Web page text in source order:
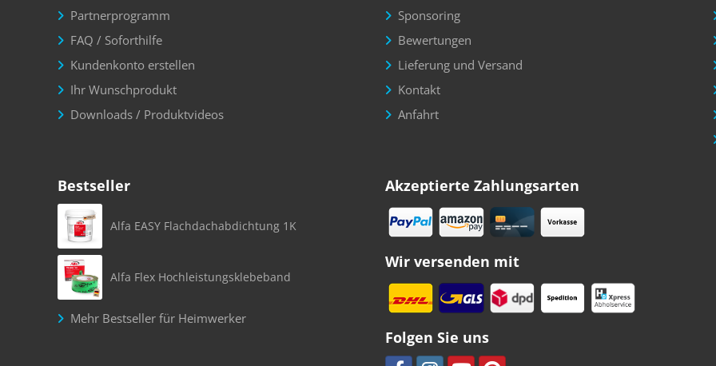
Partnerprogramm
FAQ / Soforthilfe
Kundenkonto erstellen
Ihr Wunschprodukt
Downloads / Produktvideos
Sponsoring
Bewertungen
Lieferung und Versand
Kontakt
Anfahrt
Bestseller
Alfa EASY Flachdachabdichtung 1K
Alfa Flex Hochleistungsklebeband
Mehr Bestseller für Heimwerker
Akzeptierte Zahlungsarten
Wir versenden mit
Folgen Sie uns